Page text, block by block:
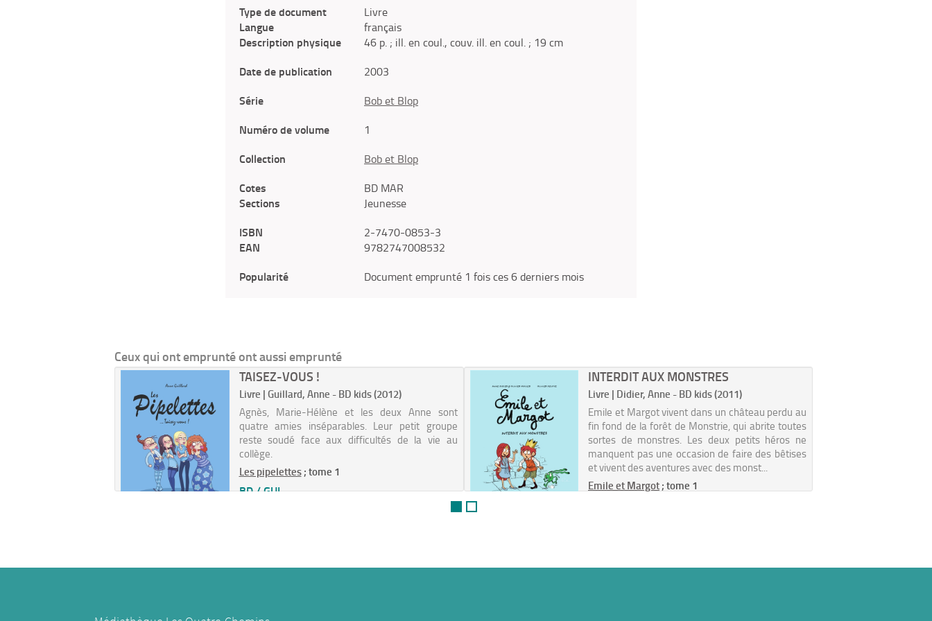
Type de document Livre
Langue français
Description physique 46 p. ; ill. en coul., couv. ill. en coul. ; 19 cm
Date de publication 2003
Série Bob et Blop
Numéro de volume 1
Collection Bob et Blop
Cotes BD MAR
Sections Jeunesse
ISBN 2-7470-0853-3
EAN 9782747008532
Popularité Document emprunté 1 fois ces 6 derniers mois
Ceux qui ont emprunté ont aussi emprunté
TAISEZ-VOUS !
Livre | Guillard, Anne - BD kids (2012)
Agnès, Marie-Hélène et les deux Anne sont
quatre amies inséparables. Leur petit groupe
reste soudé face aux difficultés de la vie au
collège.
Les pipelettes; tome 1
BD / GUI
INTERDIT AUX MONSTRES
Livre | Didier, Anne - BD kids (2011)
Emile et Margot vivent dans un château perdu au
fin fond de la forêt de Monstrie, qui abrite toutes
sortes de monstres. Les deux petits héros ne
manquent pas une occasion de faire des bêtises
et vivent des aventures avec des monst...
Emile et Margot; tome 1